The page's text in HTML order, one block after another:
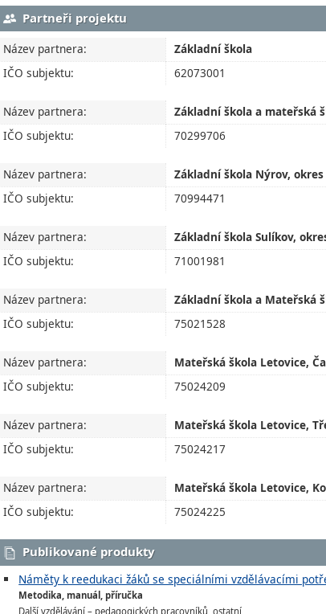
Partneři projektu
Název partnera:
Základní škola
IČO subjektu:
62073001
Název partnera:
Základní škola a mateřská
IČO subjektu:
70299706
Název partnera:
Základní škola Nýrov,
IČO subjektu:
70994471
Název partnera:
Základní škola Sulíkov,
IČO subjektu:
71001981
Název partnera:
Základní škola a Mateřská
IČO subjektu:
75021528
Název partnera:
Mateřská škola Letovice,
IČO subjektu:
75024209
Název partnera:
Mateřská škola Letovice,
IČO subjektu:
75024217
Název partnera:
Mateřská škola Letovice,
IČO subjektu:
75024225
Publikované produkty
Náměty k reedukaci žáků se speciálními vzdělávacími
Metodika, manuál, příručka
Další vzdělávání – pedagogických pracovníků, ostatní